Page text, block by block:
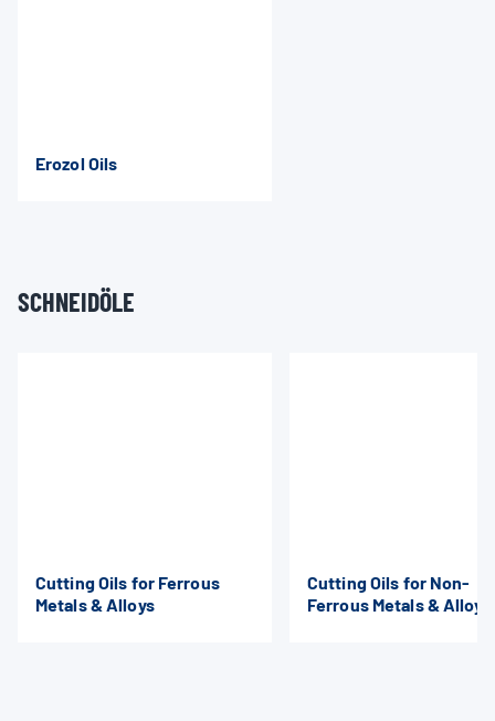
Erozol Oils
SCHNEIDÖLE
Cutting Oils for Ferrous
Metals & Alloys
Cutting Oils for Non-
Ferrous Metals & Alloys